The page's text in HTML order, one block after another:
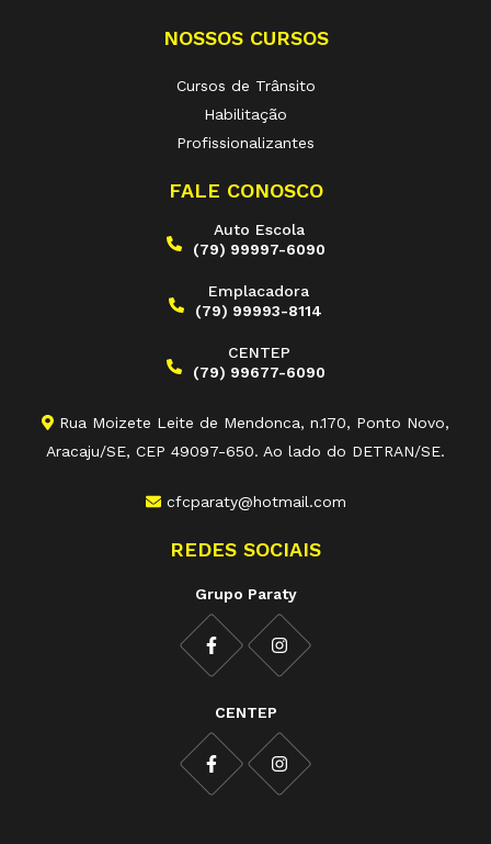
NOSSOS CURSOS
Cursos de Trânsito
Habilitação
Profissionalizantes
FALE CONOSCO
Auto Escola
(79) 99997-6090
Emplacadora
(79) 99993-8114
CENTEP
(79) 99677-6090
Rua Moizete Leite de Mendonca, n.170, Ponto Novo,
Aracaju/SE, CEP 49097-650. Ao lado do DETRAN/SE.
cfcparaty@hotmail.com
REDES SOCIAIS
Grupo Paraty
CENTEP